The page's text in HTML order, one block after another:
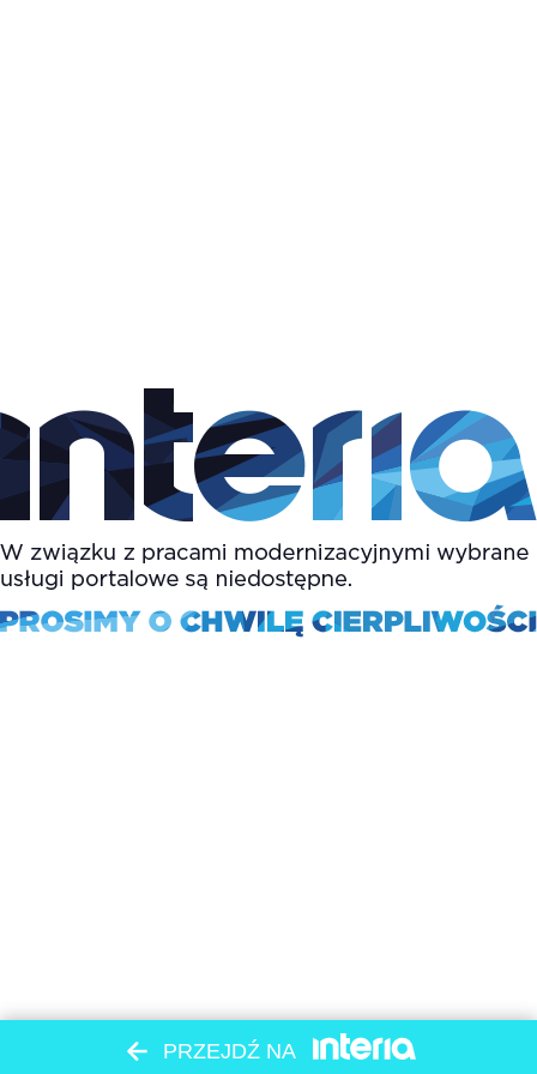
PRZEJDŹ NA